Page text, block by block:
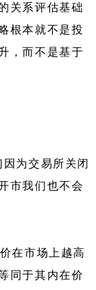
关系评估基础
根本就不是投
，而不是基于
为交易所关闭
市我们也不会
在市场上越高
同于其内在价